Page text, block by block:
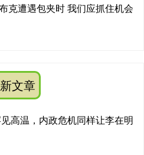
克遭遇包夹时 我们应抓住机会
文章
高温，内政危机同样让李在明